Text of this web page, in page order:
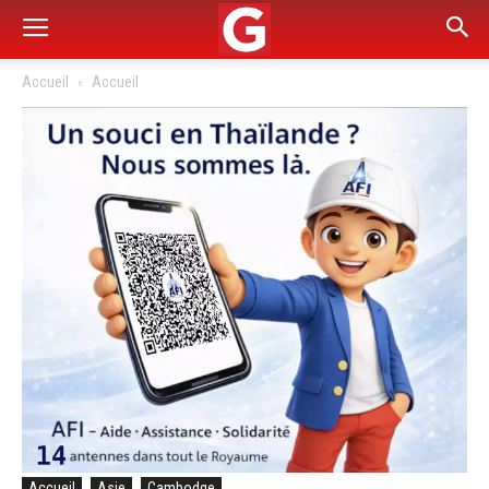
Accueil Accueil